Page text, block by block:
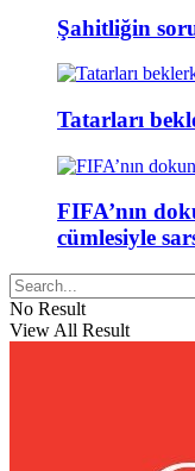
Şahitliğin
Tatarları
FIFA’nın
cümlesiyle
No Result
View All Result